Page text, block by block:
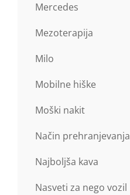
Mercedes
Mezoterapija
Milo
Mobilne hiške
Moški nakit
Način prehranjevanja
Najboljša kava
Nasveti za nego vozil